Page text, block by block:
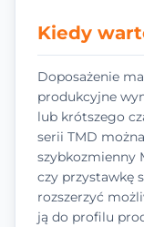
Kiedy
Doposażenie
produkcyjne
lub krótszego
serii TMD
szybkozmienny
czy przystawkę
rozszerzyć
ją do profilu